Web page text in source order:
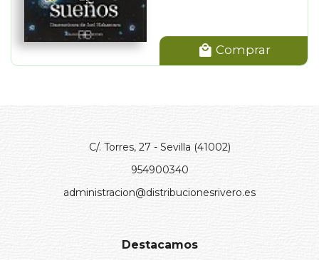
Comprar
C/. Torres, 27 - Sevilla (41002)
954900340
administracion@distribucionesrivero.es
Destacamos